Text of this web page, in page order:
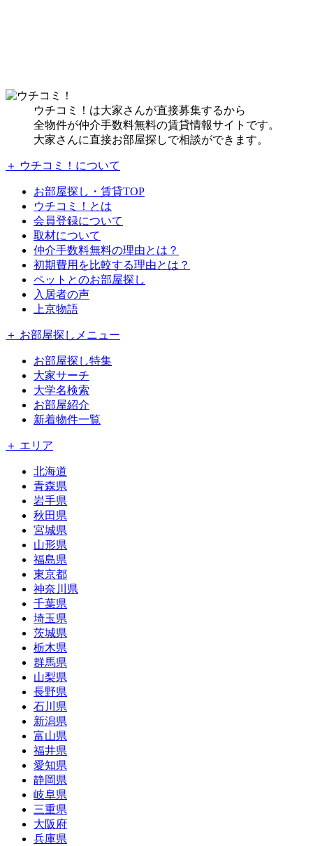
ウチコミ！は大家さんが直接募集するから
全物件が仲介手数料無料の賃貸情報サイトです。
大家さんに直接お部屋探しで相談ができます。
＋ ウチコミ！について
お部屋探し・賃貸TOP
ウチコミ！とは
会員登録について
取材について
仲介手数料無料の理由とは？
初期費用を比較する理由とは？
ペットとのお部屋探し
入居者の声
上京物語
＋ お部屋探しメニュー
お部屋探し特集
大家サーチ
大学名検索
お部屋紹介
新着物件一覧
＋ エリア
北海道
青森県
岩手県
秋田県
宮城県
山形県
福島県
東京都
神奈川県
千葉県
埼玉県
茨城県
栃木県
群馬県
山梨県
長野県
石川県
新潟県
富山県
福井県
愛知県
静岡県
岐阜県
三重県
大阪府
兵庫県